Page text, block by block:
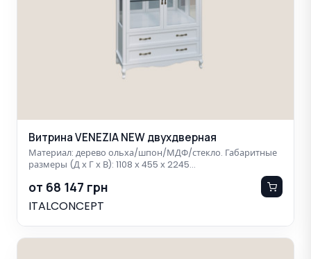
Витрина VENEZIA NEW двухдверная
Материал: дерево ольха/шпон/МДФ/стекло. Габаритные
размеры (Д х Г х В): 1108 х 455 х 2245…
от 68 147 грн
ITALCONCEPT